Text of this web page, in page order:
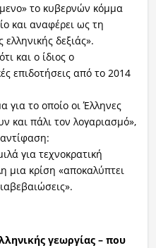
το κυβερνών κόμμα
και αναφέρει ως τη
δεξιάς».
και ο ίδιος ο
επιδοτήσεις από το 2014
για το οποίο οι Έλληνες
και πάλι τον λογαριασμό»,
για τεχνοκρατική
κρίση «αποκαλύπτει
γεωργίας – που